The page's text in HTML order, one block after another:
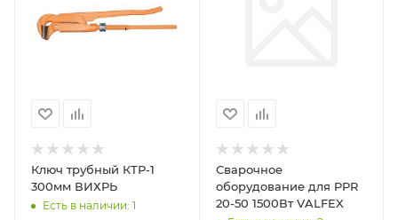
Ключ трубный КТР-1
300мм ВИХРЬ
Есть в наличии: 1
Сварочное
оборудование для PPR
20-50 1500Вт VALFEX